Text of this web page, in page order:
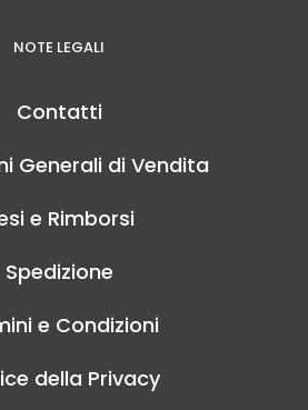
NOTE LEGALI
Contatti
Generali di Vendita
e Rimborsi
Spedizione
e Condizioni
della Privacy